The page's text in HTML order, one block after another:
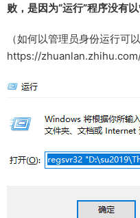
败，是因为“运行”程序没有
（如何以管理员身份运行可
https://